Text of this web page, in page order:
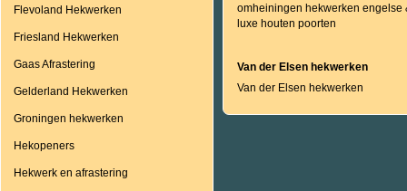
Flevoland Hekwerken
Friesland Hekwerken
Gaas Afrastering
Gelderland Hekwerken
Groningen hekwerken
Hekopeners
Hekwerk en afrastering
omheiningen hekwerken engelse
luxe houten poorten
Van der Elsen hekwerken
Van der Elsen hekwerken